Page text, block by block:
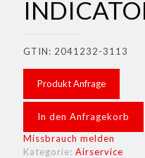
GTIN: 2041232-3113
Produkt Anfrage
In den Anfragekorb
Missbrauch melden
Kategorie: Airservice